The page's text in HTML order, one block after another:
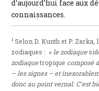
d’aujourd’hui face aux
connaissances.
1 Selon D. Kunth et P.
zodiaques : « le zodiaque
zodiaquetropique composé
– les signes – et
donc au point vernal. C’est